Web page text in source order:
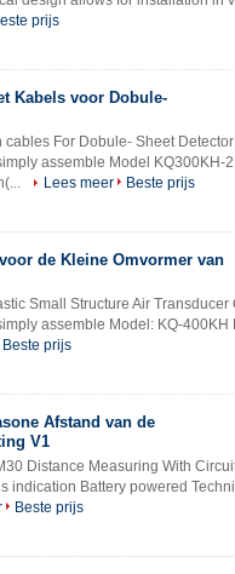
prijs
Kabels voor Dobule-
For Dobule- Sheet
assemble Model KQ300KH-
Lees meer
Beste prijs
de Kleine Omvormer van
Small Structure Air Transducer
assemble Model: KQ-400KH
Beste prijs
Afstand van de
V1
Distance Measuring With
indication Battery powered
Beste prijs